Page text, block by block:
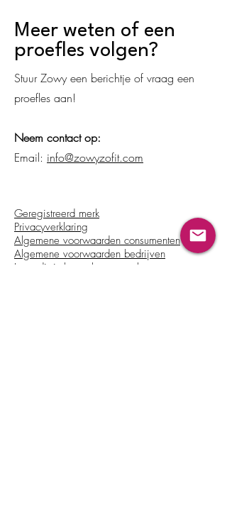
Meer weten of een
proefles volgen?
Stuur Zowy een berichtje of vraag een
proefles aan!
Neem contact op:
Email: info@zowyzofit.com
Geregistreerd merk
Privacyverklaring
Algemene voorwaarden consumenten
Algemene voorwaarden bedrijven
Jouw digitale aankoop annuleren